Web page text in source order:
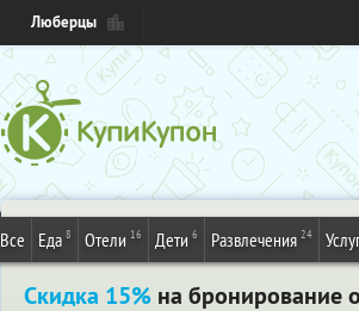
Люберцы
Все Еда 8 Отели 16 Дети 6 Развлечения 24
Скидка 15% на бронирование